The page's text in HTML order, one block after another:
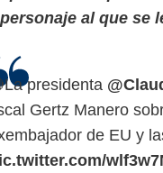
personaje al que se
presidenta
Gertz Manero
de EU y